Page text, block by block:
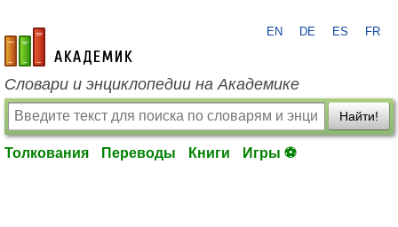
academic.ru
EN DE ES FR
Словари и энциклопедии на Академике
Найти!
Толкования Переводы Книги Игры ⚽